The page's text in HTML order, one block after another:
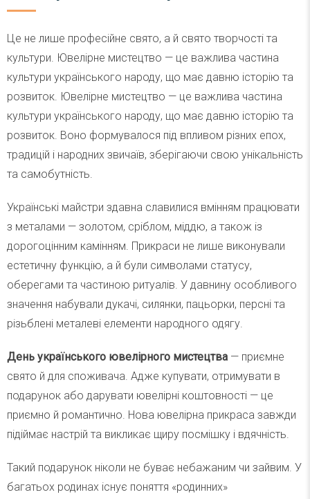
Це не лише професійне свято, а й свято творчості та
культури. Ювелірне мистецтво — це важлива частина
культури українського народу, що має давню історію та
розвиток. Ювелірне мистецтво — це важлива частина
культури українського народу, що має давню історію та
розвиток. Воно формувалося під впливом різних епох,
традицій і народних звичаїв, зберігаючи свою унікальність
та самобутність.
Українські майстри здавна славилися вмінням працювати
з металами — золотом, сріблом, міддю, а також із
дорогоцінним камінням. Прикраси не лише виконували
естетичну функцію, а й були символами статусу,
оберегами та частиною ритуалів. У давнину особливого
значення набували дукачі, силянки, пацьорки, персні та
різьблені металеві елементи народного одягу.
День українського ювелірного мистецтва — приємне
свято й для споживача. Адже купувати, отримувати в
подарунок або дарувати ювелірні коштовності — це
приємно й романтично. Нова ювелірна прикраса завжди
підіймає настрій та викликає щиру посмішку і вдячність.
Такий подарунок ніколи не буває небажаним чи зайвим. У
багатьох родинах існує поняття «родинних»